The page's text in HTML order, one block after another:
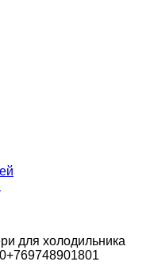
для холодильника